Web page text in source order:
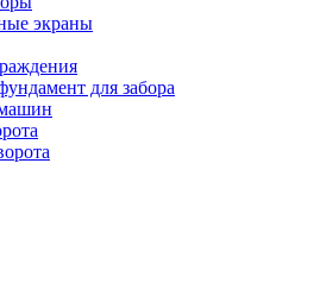
экраны
для забора